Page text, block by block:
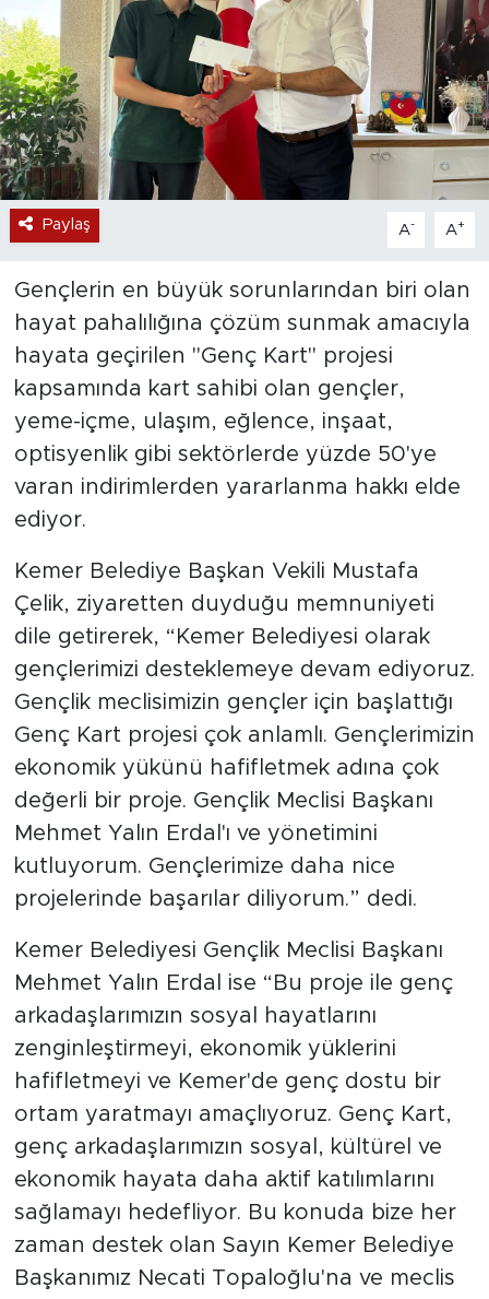
Paylaş A- A+
Gençlerin en büyük sorunlarından biri olan
hayat pahalılığına çözüm sunmak amacıyla
hayata geçirilen "Genç Kart" projesi
kapsamında kart sahibi olan gençler,
yeme-içme, ulaşım, eğlence, inşaat,
optisyenlik gibi sektörlerde yüzde 50'ye
varan indirimlerden yararlanma hakkı elde
ediyor.
Kemer Belediye Başkan Vekili Mustafa
Çelik, ziyaretten duyduğu memnuniyeti
dile getirerek, “Kemer Belediyesi olarak
gençlerimizi desteklemeye devam ediyoruz.
Gençlik meclisimizin gençler için başlattığı
Genç Kart projesi çok anlamlı. Gençlerimizin
ekonomik yükünü hafifletmek adına çok
değerli bir proje. Gençlik Meclisi Başkanı
Mehmet Yalın Erdal'ı ve yönetimini
kutluyorum. Gençlerimize daha nice
projelerinde başarılar diliyorum.” dedi.
Kemer Belediyesi Gençlik Meclisi Başkanı
Mehmet Yalın Erdal ise “Bu proje ile genç
arkadaşlarımızın sosyal hayatlarını
zenginleştirmeyi, ekonomik yüklerini
hafifletmeyi ve Kemer'de genç dostu bir
ortam yaratmayı amaçlıyoruz. Genç Kart,
genç arkadaşlarımızın sosyal, kültürel ve
ekonomik hayata daha aktif katılımlarını
sağlamayı hedefliyor. Bu konuda bize her
zaman destek olan Sayın Kemer Belediye
Başkanımız Necati Topaloğlu'na ve meclis